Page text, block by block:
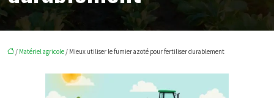
/ Matériel agricole / Mieux utiliser le fumier azoté pour fertiliser durablement